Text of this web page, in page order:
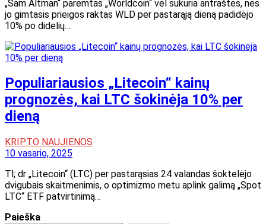
„Sam Altman“ paremtas „Worldcoin“ vėl sukuria antraštes, nes
jo gimtasis prieigos raktas WLD per pastarąją dieną padidėjo
10% po didelių…
Populiariausios „Litecoin“ kainų
prognozės, kai LTC šokinėja 10% per
dieną
KRIPTO NAUJIENOS
10 vasario, 2025
Tl; dr „Litecoin“ (LTC) per pastarąsias 24 valandas šoktelėjo
dvigubais skaitmenimis, o optimizmo metu aplink galimą „Spot
LTC“ ETF patvirtinimą…
Paieška